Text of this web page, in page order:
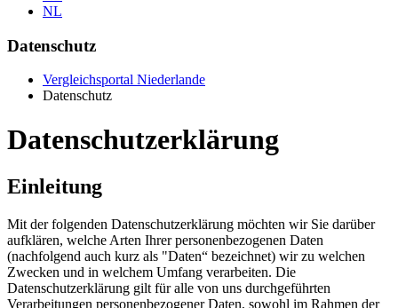
NL
Datenschutz
Vergleichsportal Niederlande
Datenschutz
Datenschutzerklärung
Einleitung
Mit der folgenden Datenschutzerklärung möchten wir Sie darüber
aufklären, welche Arten Ihrer personenbezogenen Daten
(nachfolgend auch kurz als "Daten“ bezeichnet) wir zu welchen
Zwecken und in welchem Umfang verarbeiten. Die
Datenschutzerklärung gilt für alle von uns durchgeführten
Verarbeitungen personenbezogener Daten, sowohl im Rahmen der